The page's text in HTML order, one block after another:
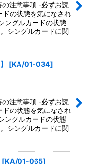
の注意事項 -必ずお読
の状態を気になされ
ングルカードの状態
シングルカードに関
[KA/01-034]
の注意事項 -必ずお読
の状態を気になされ
ングルカードの状態
シングルカードに関
[KA/01-065]